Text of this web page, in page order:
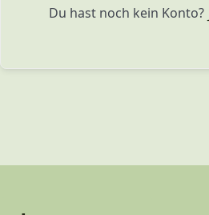
Du hast noch kein Konto?